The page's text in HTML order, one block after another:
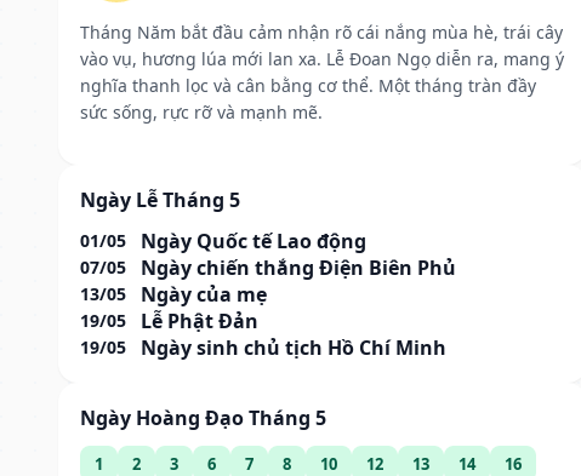
Tháng Năm bắt đầu cảm nhận rõ cái nắng mùa hè, trái cây
vào vụ, hương lúa mới lan xa. Lễ Đoan Ngọ diễn ra, mang ý
nghĩa thanh lọc và cân bằng cơ thể. Một tháng tràn đầy
sức sống, rực rỡ và mạnh mẽ.
Ngày Lễ Tháng 5
01/05 Ngày Quốc tế Lao động
07/05 Ngày chiến thắng Điện Biên Phủ
13/05 Ngày của mẹ
19/05 Lễ Phật Đản
19/05 Ngày sinh chủ tịch Hồ Chí Minh
Ngày Hoàng Đạo Tháng 5
1 2 3 6 7 8 10 12 13 14
16